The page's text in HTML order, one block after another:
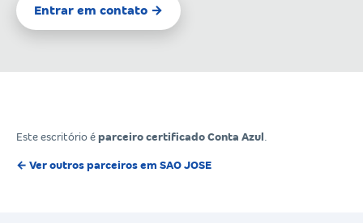
Entrar em contato →
Este escritório é parceiro certificado Conta Azul
← Ver outros parceiros em SAO JOSE